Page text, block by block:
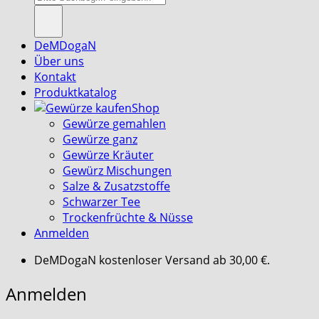
nach:
DeMDogaN
Über uns
Kontakt
Produktkatalog
Shop
Gewürze gemahlen
Gewürze ganz
Gewürze Kräuter
Gewürz Mischungen
Salze & Zusatzstoffe
Schwarzer Tee
Trockenfrüchte & Nüsse
Anmelden
DeMDogaN kostenloser Versand ab 30,00 €.
Anmelden